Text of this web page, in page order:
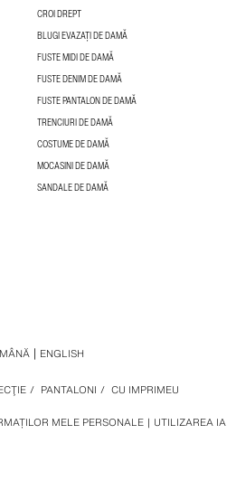
CROI DREPT
BLUGI EVAZAȚI DE DAMĂ
FUSTE MIDI DE DAMĂ
FUSTE DENIM DE DAMĂ
FUSTE PANTALON DE DAMĂ
TRENCIURI DE DAMĂ
COSTUME DE DAMĂ
MOCASINI DE DAMĂ
SANDALE DE DAMĂ
MELE PERSONALE UTILIZAREA IA
/ PANTALONI / CU IMPRIMEU
ENGLISH